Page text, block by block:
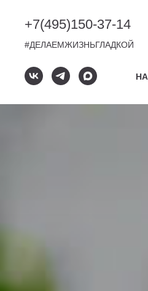
+7(495)150-37-14
#ДЕЛАЕМЖИЗНЬГЛАДКОЙ